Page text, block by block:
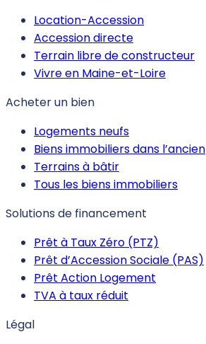
Location-Accession
Accession directe
Terrain libre de constructeur
Vivre en Maine-et-Loire
Acheter un bien
Logements neufs
Biens immobiliers dans l’ancien
Terrains à bâtir
Tous les biens immobiliers
Solutions de financement
Prêt à Taux Zéro (PTZ)
Prêt d’Accession Sociale (PAS)
Prêt Action Logement
TVA à taux réduit
Légal